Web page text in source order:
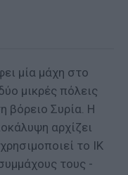
μία μάχη στο
μικρές πόλεις
βόρειο Συρία. Η
αρχίζει
το ΙΚ
τους -